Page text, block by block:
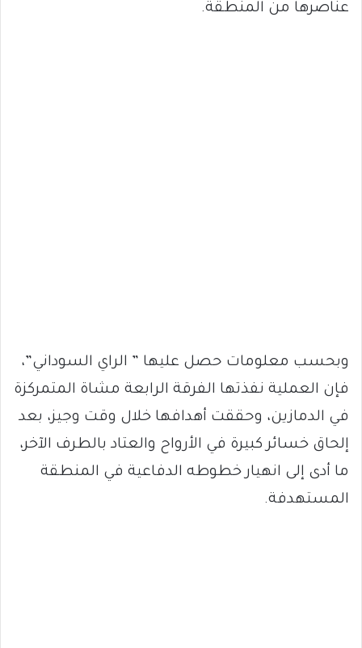
عناصرها من المنطقة.
وبحسب معلومات حصل عليها ” الراي السوداني”،
فإن العملية نفذتها الفرقة الرابعة مشاة المتمركزة
في الدمازين، وحققت أهدافها خلال وقت وجيز، بعد
إلحاق خسائر كبيرة في الأرواح والعتاد بالطرف الآخر،
ما أدى إلى انهيار خطوطه الدفاعية في المنطقة
المستهدفة.